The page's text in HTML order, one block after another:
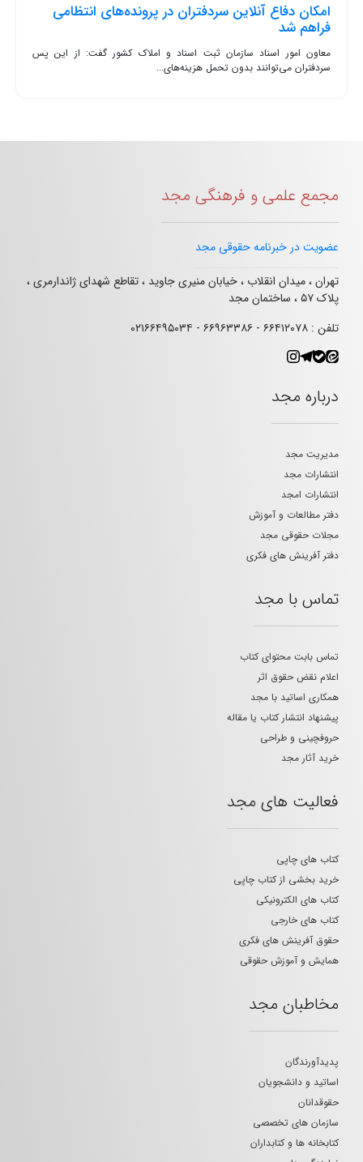
امکان دفاع آنلاین سردفتران در پرونده‌های انتظامی
فراهم شد
معاون امور اسناد سازمان ثبت اسناد و املاک کشور گفت: از این پس
سردفتران می‌توانند بدون تحمل هزینه‌های...
مجمع علمی و فرهنگی مجد
عضویت در خبرنامه حقوقی مجد
تهران ، میدان انقلاب ، خیابان منیری جاوید ، تقاطع شهدای ژاندارمری ،
پلاک ۵۷ ، ساختمان مجد
تلفن : ۶۶۴۱۲۰۷۸ - ۶۶۹۶۳۳۸۶ - ۰۲۱۶۶۴۹۵۰۳۴
درباره مجد
مدیریت مجد
انتشارات مجد
انتشارات امجد
دفتر مطالعات و آموزش
مجلات حقوقی مجد
دفتر آفرینش های فکری
تماس با مجد
تماس بابت محتوای کتاب
اعلام نقض حقوق اثر
همکاری اساتید با مجد
پیشنهاد انتشار کتاب یا مقاله
حروفچینی و طراحی
خرید آثار مجد
فعالیت های مجد
کتاب های چاپی
خرید بخشی از کتاب چاپی
کتاب های الکترونیکی
کتاب های خارجی
حقوق آفرینش های فکری
همایش و آموزش حقوقی
مخاطبان مجد
پدیدآورندگان
اساتید و دانشجویان
حقوقدانان
سازمان های تخصصی
کتابخانه ها و کتابداران